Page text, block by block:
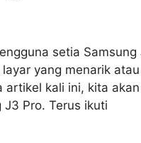
setia Samsung
yang menarik atau
artikel kali ini, kita akan
Pro. Terus ikuti